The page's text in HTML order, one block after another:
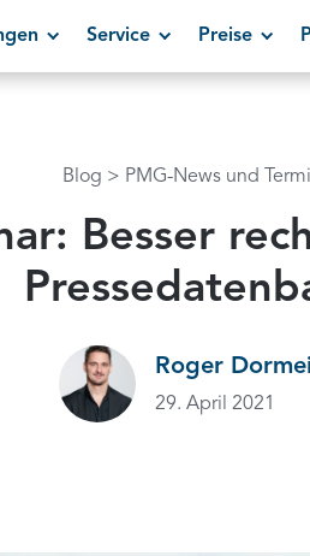
Service Preise
Blog PMG-News und
Besser
Roger
29. April 2021